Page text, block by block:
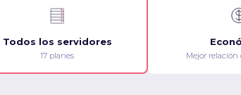
Todos los servidores
17 planes Mejor